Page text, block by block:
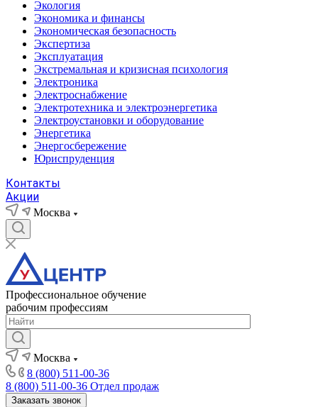
Экология
Экономика и финансы
Экономическая безопасность
Экспертиза
Эксплуатация
Экстремальная и кризисная психология
Электроника
Электроснабжение
Электротехника и электроэнергетика
Электроустановки и оборудование
Энергетика
Энергосбережение
Юриспруденция
Контакты
Акции
Москва
Профессиональное обучение
рабочим профессиям
Москва
8 (800) 511-00-36
8 (800) 511-00-36 Отдел продаж
Заказать звонок